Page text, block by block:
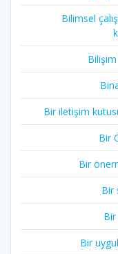
Bilimsel
Bir iletişim
Bir
Bir
Bir
Bir
Bir